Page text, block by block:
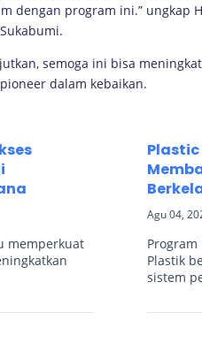
dengan program ini.” ungkap
semoga ini bisa
dalam kebaikan.
memperkuat
Agu 04,
Program
Plastik
sistem